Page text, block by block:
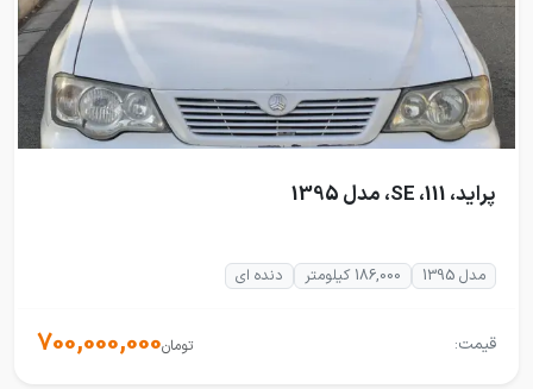
پراید، 111، SE، مدل 1395
مدل 1395 186,000 کیلومتر دنده ای
قیمت: 700,000,000تومان